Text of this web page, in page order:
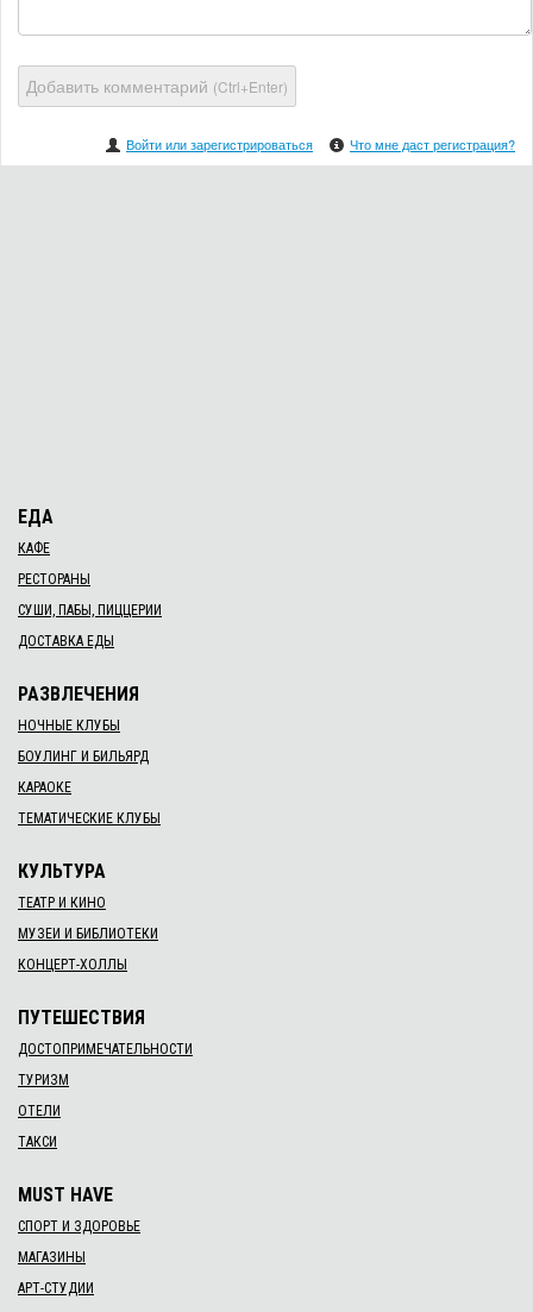
Добавить комментарий (Ctrl+Enter)
Войти или зарегистрироваться Что мне даст регистрация?
ЕДА
КАФЕ
РЕСТОРАНЫ
СУШИ, ПАБЫ, ПИЦЦЕРИИ
ДОСТАВКА ЕДЫ
РАЗВЛЕЧЕНИЯ
НОЧНЫЕ КЛУБЫ
БОУЛИНГ И БИЛЬЯРД
КАРАОКЕ
ТЕМАТИЧЕСКИЕ КЛУБЫ
КУЛЬТУРА
ТЕАТР И КИНО
МУЗЕИ И БИБЛИОТЕКИ
КОНЦЕРТ-ХОЛЛЫ
ПУТЕШЕСТВИЯ
ДОСТОПРИМЕЧАТЕЛЬНОСТИ
ТУРИЗМ
ОТЕЛИ
ТАКСИ
MUST HAVE
СПОРТ И ЗДОРОВЬЕ
МАГАЗИНЫ
АРТ-СТУДИИ